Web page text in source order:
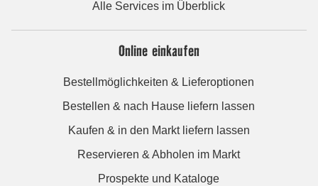
Alle Services im Überblick
Online einkaufen
Bestellmöglichkeiten & Lieferoptionen
Bestellen & nach Hause liefern lassen
Kaufen & in den Markt liefern lassen
Reservieren & Abholen im Markt
Prospekte und Kataloge